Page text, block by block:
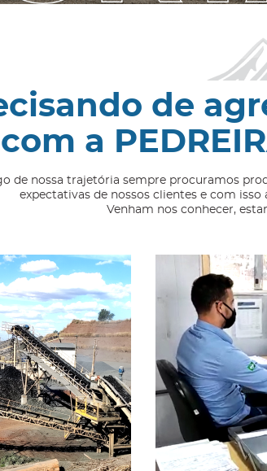
de
a
de nossa trajetória sempre procuramos
expectativas de nossos clientes e com
Venham nos conhecer,